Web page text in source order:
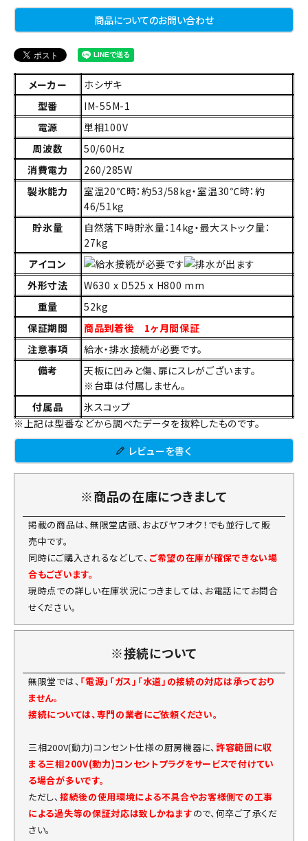
商品についてのお問い合わせ
メーカー
ホシザキ
型番
IM-55M-1
電源
単相100V
周波数
50/60Hz
消費電力
260/285W
製氷能力
室温20℃時：約53/58kg・室温30℃時：約
46/51kg
貯氷量
自然落下時貯氷量：14kg・最大ストック量：
27kg
アイコン
外形寸法
W630 x D525 x H800 mm
重量
52kg
保証期間
商品到着後 1ヶ月間保証
注意事項
給水・排水接続が必要です。
備考
天板に凹みと傷、扉にスレがございます。
※台車は付属しません。
付属品
氷スコップ
※上記は型番などから調べたデータを抜粋したものです。
レビューを書く
※商品の在庫につきまして
掲載の商品は、無限堂店頭、およびヤフオク！でも並行して販
売中です。
同時にご購入されるなどして、 ご希望の在庫が確保できない場
合もございます。
現時点での詳しい在庫状況につきましては、お電話にてお問合
せください。
※接続について
無限堂では、 「電源」「ガス」「水道」の接続の対応は承っており
ません。
接続については、専門の業者にご依頼ください。
三相200V(動力)コンセント仕様の厨房機器に、 許容範囲に収
まる三相200V(動力)コンセントプラグをサービスで付けてい
る場合が多いです。
ただし、 接続後の使用環境による不具合やお客様側での工事
による過失等の保証対応は致しかねますので、何卒ご了承くだ
さい。